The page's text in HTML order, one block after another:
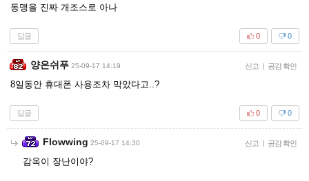
동맹을 진짜 개조스로 아나
답글 0
0
양은쉬푸 25-09-17 14:19 신고 | 공감 확인
8일동안 휴대폰 사용조차 막았다고..?
답글 0
0
Flowwing 25-09-17 14:30 신고 | 공감 확인
감옥이 장난이야?